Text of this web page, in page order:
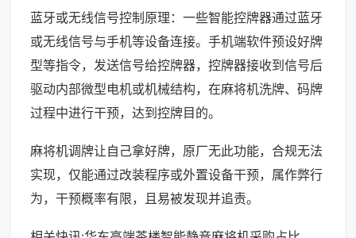
蓝牙或无线信号控制原理：一些智能控牌器通过蓝牙
或无线信号与手机等设备连接。手机端软件预设好牌
型等指令，发送信号给控牌器，控牌器接收到信号后
驱动内部微型电机或机械结构，在麻将机洗牌、码牌
过程中进行干预，达到控牌目的。
麻将机调牌让自己拿好牌，原厂无此功能，合规无法
实现，仅能通过改装程序或外置设备干预，属作弊行
为，干预概率有限，且易被发现并追责。